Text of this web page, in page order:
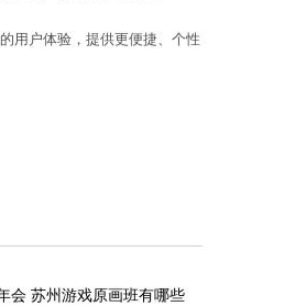
浸式的体验，游戏UI设计需